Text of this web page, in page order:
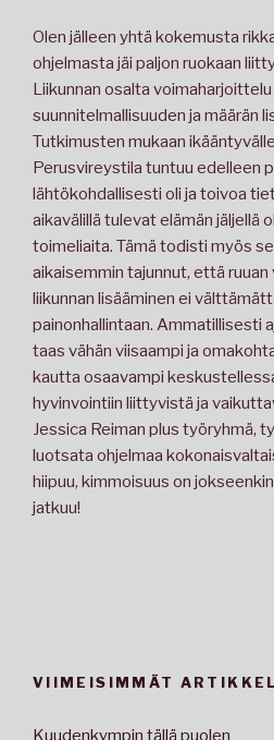
Olen jälleen yhtä kokemusta
ohjelmasta jäi paljon ruokaan
Liikunnan osalta
suunnitelmallisuuden ja määrän
Tutkimusten mukaan
Perusvireystila tuntuu edelleen
lähtökohdallisesti oli ja toivoa
aikavälillä tulevat elämän jäljellä
toimeliaita. Tämä todisti myös
aikaisemmin tajunnut, että ruuan
liikunnan lisääminen ei
painonhallintaan. Ammatillisesti
taas vähän viisaampi ja
kautta osaavampi
hyvinvointiin liittyvistä ja
Jessica Reiman plus työryhmä,
luotsata ohjelmaa
hiipuu, kimmoisuus on
jatkuu!
VIIMEISIMMÄT
Kuudenkympin tällä puolen